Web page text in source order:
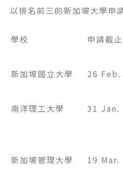
以排名前三的新加坡大學申
學校 申請截
新加坡國立大學 26 Feb.
南洋理工大學 31 Jan.
新加坡管理大學 19 Mar.